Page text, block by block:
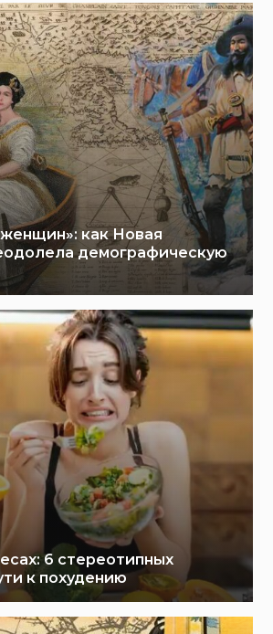
как Новая
демографическую
6 стереотипных
к похудению